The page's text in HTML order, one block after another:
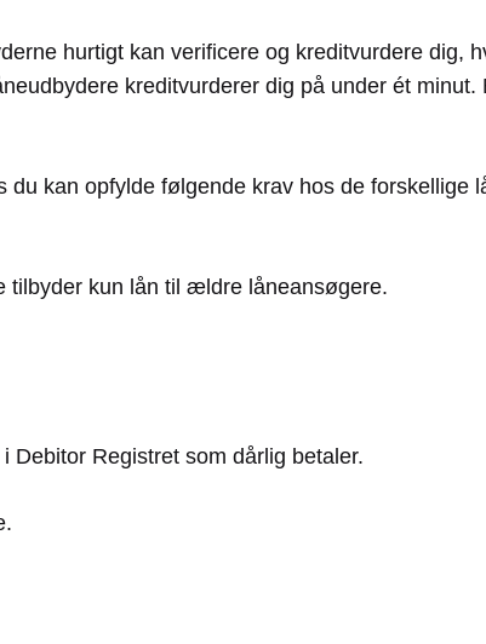
hurtigt kan verificere og kreditvurdere dig,
kreditvurderer dig på under ét minut.
kan opfylde følgende krav hos de forskellige
tilbyder kun lån til ældre låneansøgere.
Registret som dårlig betaler.